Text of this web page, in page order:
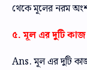
থেকে মূলের নরম
৫. মূল এর দুটি
Ans. মূল এর দুটি